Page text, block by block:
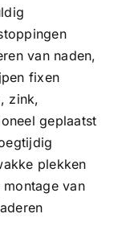
van naden,
fixen
, zink,
geplaatst
plekken
montage van